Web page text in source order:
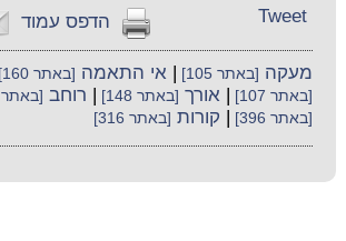
הדפס עמוד Tweet
מעקה [באתר 105] |אי התאמה [באתר 160]
[באתר 107] |אורך [באתר 148] רוחב [באתר 102]
[באתר 396] קורות [באתר 316]